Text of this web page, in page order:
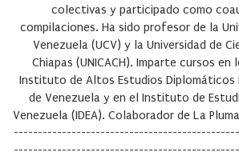
colectivas y participado como
compilaciones. Ha sido profesor de la
Venezuela (UCV) y la Universidad de
Chiapas (UNICACH). Imparte cursos en
Instituto de Altos Estudios Diplomáticos
de Venezuela y en el Instituto de
Venezuela (IDEA). Colaborador de La